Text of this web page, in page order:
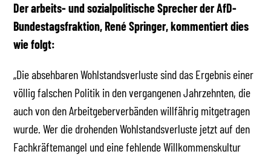
Der arbeits- und sozialpolitische Sprecher der AfD-
Bundestagsfraktion, René Springer, kommentiert dies
wie folgt:
„Die absehbaren Wohlstandsverluste sind das Ergebnis einer
völlig falschen Politik in den vergangenen Jahrzehnten, die
auch von den Arbeitgeberverbänden willfährig mitgetragen
wurde. Wer die drohenden Wohlstandsverluste jetzt auf den
Fachkräftemangel und eine fehlende Willkommenskultur